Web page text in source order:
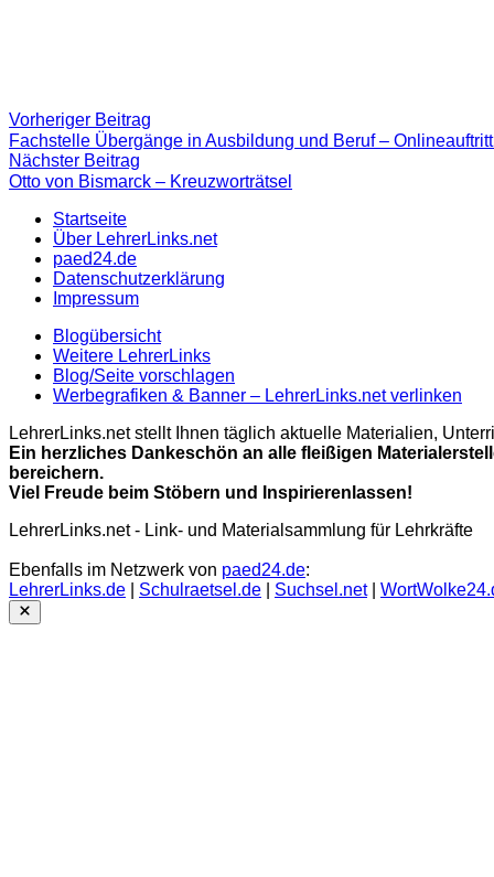
Beitragsnavigation
Vorheriger Beitrag
Beitrag:
Fachstelle Übergänge in Ausbildung und Beruf –
Nächster Beitrag
Beitrag
Otto von Bismarck – Kreuzworträtsel
Startseite
Über LehrerLinks.net
paed24.de
Datenschutzerklärung
Impressum
Blogübersicht
Weitere LehrerLinks
Blog/Seite vorschlagen
Werbegrafiken & Banner – LehrerLinks.net verlinken
LehrerLinks.net stellt Ihnen täglich aktuelle Materialien,
Ein herzliches Dankeschön an alle fleißigen
bereichern.
Viel Freude beim Stöbern und Inspirierenlassen!
LehrerLinks.net - Link- und Materialsammlung für Lehrkräfte
Ebenfalls im Netzwerk von paed24.de:
LehrerLinks.de
Schulraetsel.de Suchsel.net|
Close